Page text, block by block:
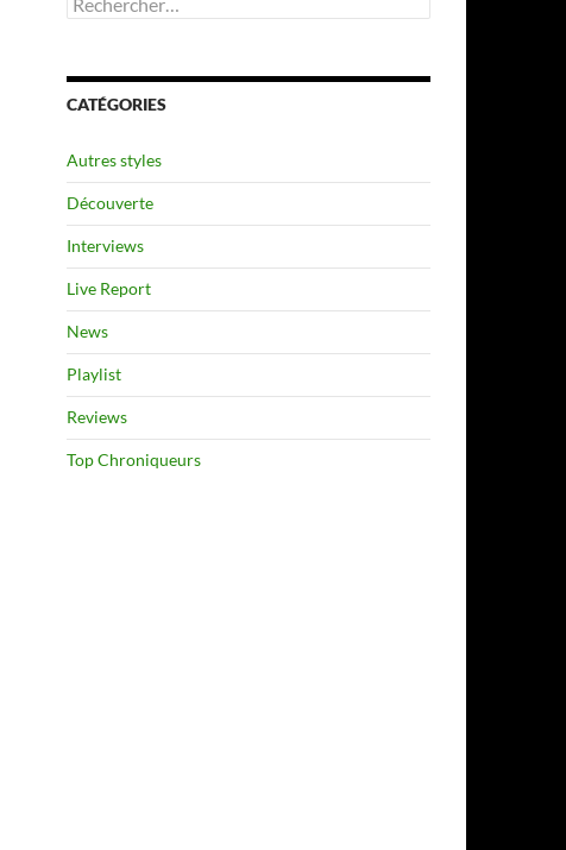
CATÉGORIES
Autres styles
Découverte
Interviews
Live Report
News
Playlist
Reviews
Top Chroniqueurs